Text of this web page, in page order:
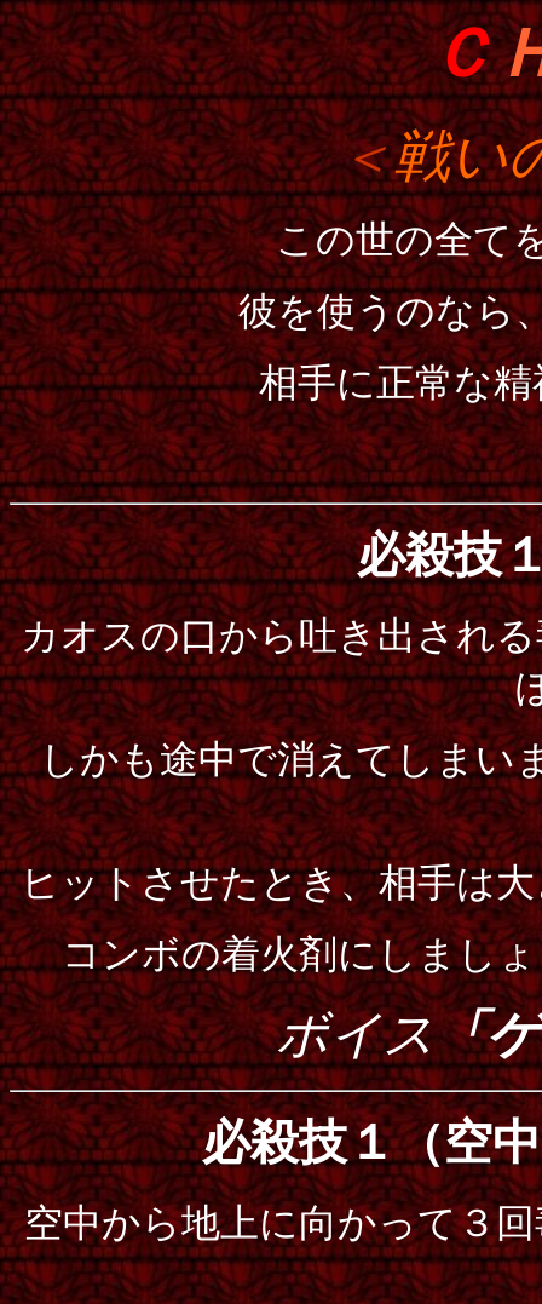
Ｃ
＜戦い
この世の全て
彼を使うのなら
相手に正常な
必殺
カオスの口から吐き出され
しかも途中で消えてしまい
ヒットさせたとき、相手は
コンボの着火剤にしまし
ボイス「
必殺技１（空
空中から地上に向かって３